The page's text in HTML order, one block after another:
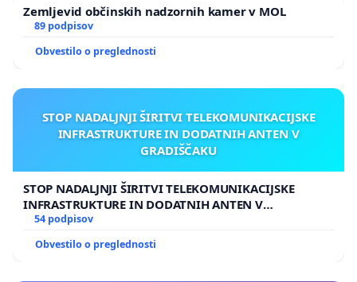
Zemljevid občinskih nadzornih kamer v MOL
89 podpisov
Obvestilo o preglednosti
STOP NADALJNJI ŠIRITVI TELEKOMUNIKACIJSKE
INFRASTRUKTURE IN DODATNIH ANTEN V
GRADIŠČAKU
STOP NADALJNJI ŠIRITVI TELEKOMUNIKACIJSKE
INFRASTRUKTURE IN DODATNIH ANTEN V
GRADIŠČAKU
54 podpisov
Obvestilo o preglednosti